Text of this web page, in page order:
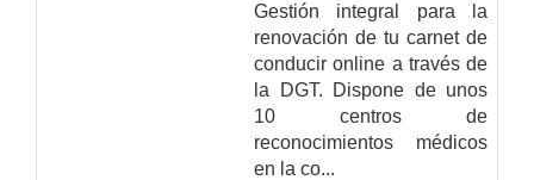
Gestión integral para la
renovación de tu carnet de
conducir online a través de
la DGT. Dispone de unos
10 centros de
reconocimientos médicos
en la co...